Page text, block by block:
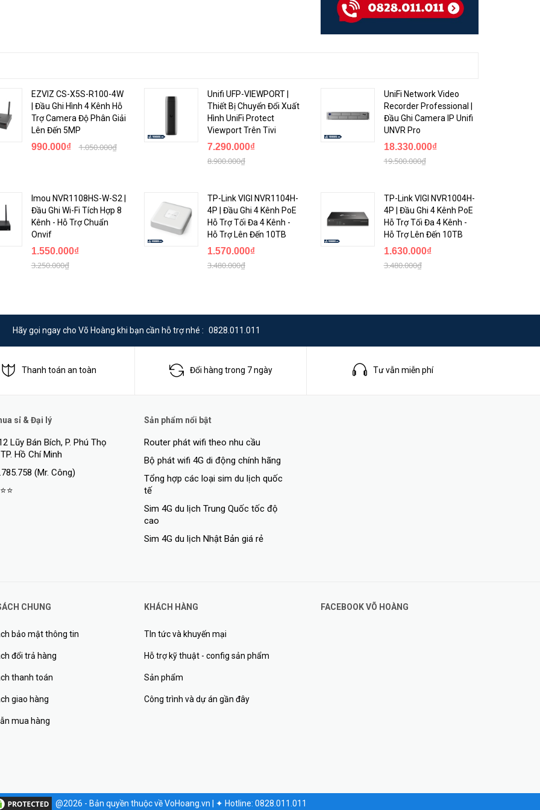
NVR4216-4KS2/L
lại
thông minh
EZVIZ CS-X5S-R100-4W
| Đầu Ghi Hình 4 Kênh Hỗ
Trợ Camera Độ Phân Giải
Lên Đến 5MP
990.000₫ 1.050.000₫
Unifi UFP-VIEWPORT |
Thiết Bị Chuyển Đổi Xuất
Hình UniFi Protect
Viewport Trên Tivi
7.290.000₫
8.900.000₫
UniFi Network Video
Recorder Professional |
Đầu Ghi Camera IP Unifi
UNVR Pro
18.330.000₫
19.500.000₫
Imou NVR1108HS-W-S2 |
Đầu Ghi Wi-Fi Tích Hợp 8
Kênh - Hỗ Trợ Chuẩn
Onvif
1.550.000₫
3.250.000₫
TP-Link VIGI NVR1104H-
4P | Đầu Ghi 4 Kênh PoE
Hỗ Trợ Tối Đa 4 Kênh -
Hỗ Trợ Lên Đến 10TB
1.570.000₫
3.480.000₫
TP-Link VIGI NVR1004H-
4P | Đầu Ghi 4 Kênh PoE
Hỗ Trợ Tối Đa 4 Kênh -
Hỗ Trợ Lên Đến 10TB
1.630.000₫
3.480.000₫
Hãy gọi ngay cho Võ Hoàng khi bạn cần hỗ trợ nhé : 0828.011.011
Thanh toán an toàn Đổi hàng trong 7 ngày Tư vẫn miễn phí
sỉ & Đại lý
Lũy Bán Bích, P. Phú Thọ
Hồ Chí Minh
(Mr. Công)
Sản phẩm nổi bật
Router phát wifi theo nhu cầu
Bộ phát wifi 4G di động chính hãng
Tổng hợp các loại sim du lịch quốc
tế
Sim 4G du lịch Trung Quốc tốc độ
cao
Sim 4G du lịch Nhật Bản giá rẻ
CHUNG
bảo mật thông tin
đổi trả hàng
thanh toán
giao hàng
mua hàng
KHÁCH HÀNG
TIn tức và khuyến mại
Hỗ trợ kỹ thuật - config sản phẩm
Sản phẩm
Công trình và dự án gần đây
FACEBOOK VÕ HOÀNG
@2026 - Bản quyền thuộc về VoHoang.vn ✦ Hotline: 0828.011.011